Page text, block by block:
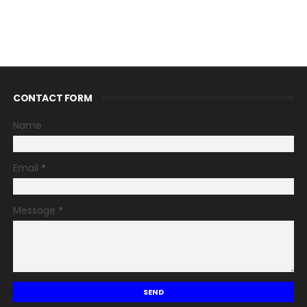
CONTACT FORM
Name
Email *
Message *